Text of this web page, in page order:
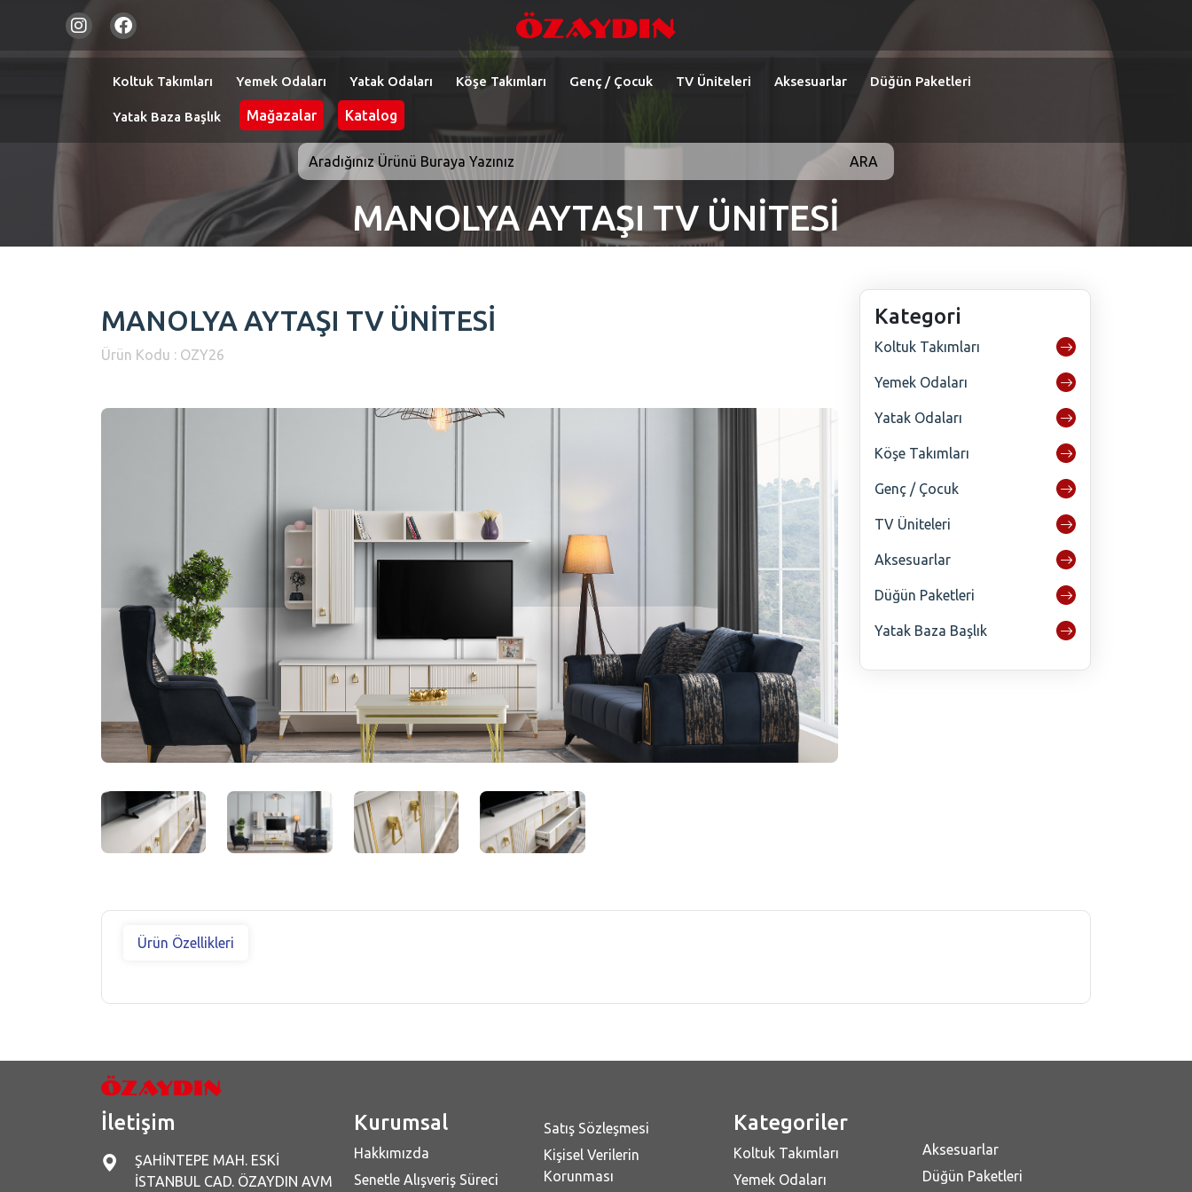
Koltuk Takımları Yemek Odaları Yatak Odaları Köşe Takımları Genç / Çocuk TV Üniteleri Aksesuarlar Düğün Paketleri
Yatak Baza Başlık Mağazalar Katalog
ARA
MANOLYA AYTAŞI TV ÜNİTESİ
MANOLYA AYTAŞI TV ÜNİTESİ
Ürün Kodu : OZY26
Kategori
Koltuk Takımları
Yemek Odaları
Yatak Odaları
Köşe Takımları
Genç / Çocuk
TV Üniteleri
Aksesuarlar
Düğün Paketleri
Yatak Baza Başlık
Ürün Özellikleri
İletişim
ŞAHİNTEPE MAH. ESKİ
İSTANBUL CAD. ÖZAYDIN AVM
Kurumsal
Hakkımızda
Senetle Alışveriş Süreci
Satış Sözleşmesi
Kişisel Verilerin
Korunması
Kategoriler
Koltuk Takımları
Yemek Odaları
Aksesuarlar
Düğün Paketleri